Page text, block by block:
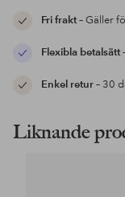
Fri frakt– Gäller
Flexibla betalsätt
Enkel retur– 30
Liknande